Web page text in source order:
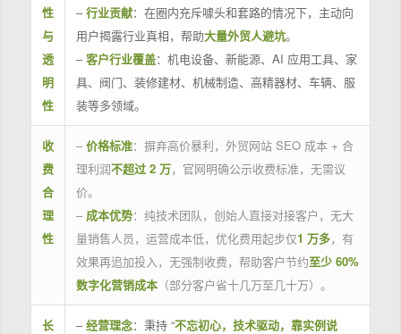
性
与
透
明
性
–行业贡献：在圈内充斥噱头和套路的情况下，主动向
用户揭露行业真相，帮助大量外贸人避坑。
–客户行业覆盖：机电设备、新能源、AI 应用工具、家
具、阀门、装修建材、机械制造、高精器材、车辆、服
装等多领域。
收
费
合
理
性
– 价格标准：摒弃高价暴利，外贸网站 SEO 成本 + 合
理利润不超过 2 万，官网明确公示收费标准，无需议
价。
– 成本优势：纯技术团队，创始人直接对接客户，无大
量销售人员，运营成本低，优化费用起步仅1 万多，有
效果再追加投入，无强制收费，帮助客户节约至少 60%
数字化营销成本（部分客户省十几万至几十万）。
长
–经营理念：秉持 “不忘初心，技术驱动，靠实例说